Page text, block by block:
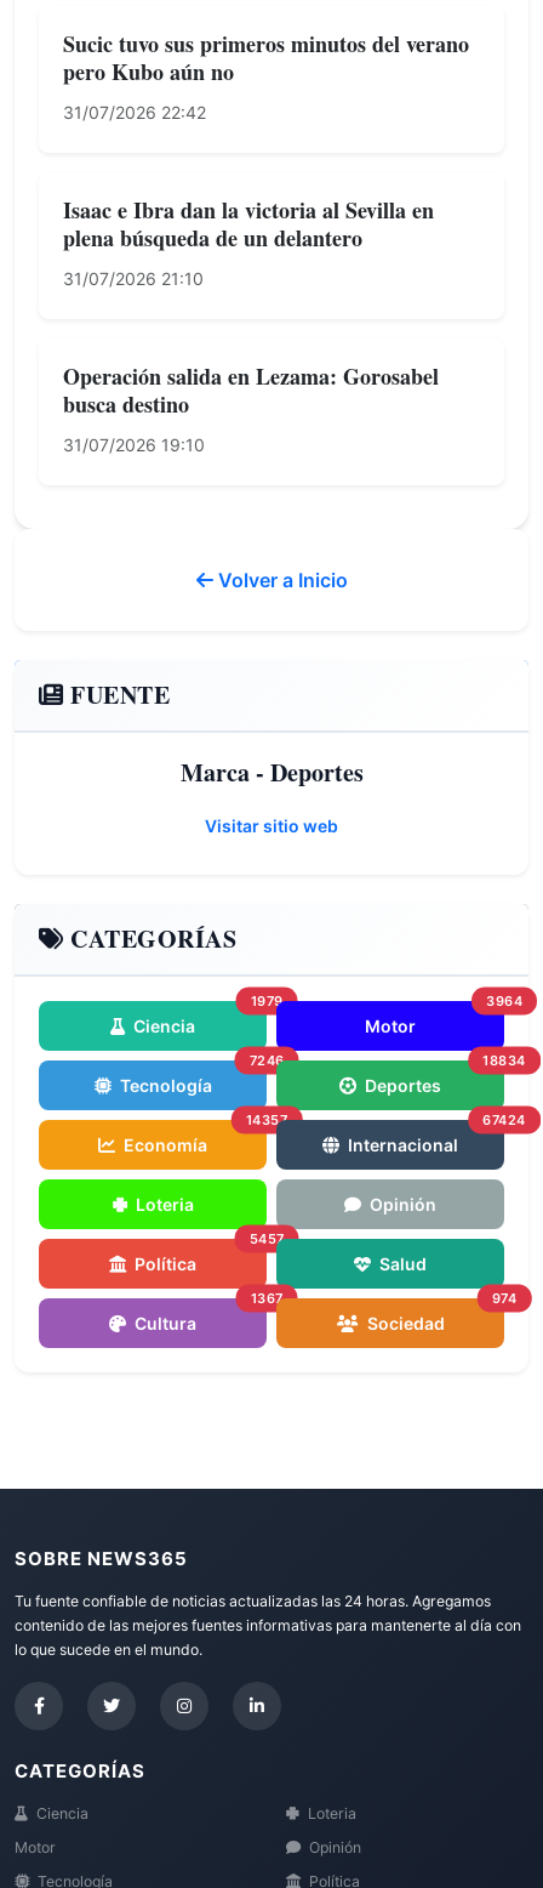
Sucic tuvo sus primeros minutos del verano
pero Kubo aún no
31/07/2026 22:42
Isaac e Ibra dan la victoria al Sevilla en
plena búsqueda de un delantero
31/07/2026 21:10
Operación salida en Lezama: Gorosabel
busca destino
31/07/2026 19:10
Volver a Inicio
FUENTE
Marca - Deportes
Visitar sitio web
CATEGORÍAS
Ciencia
1979
Motor
3964
Tecnología
7246
Deportes
18834
Economía
14357
Internacional
67424
Loteria Opinión
Política
5457
Salud
Cultura
1367
Sociedad
974
SOBRE NEWS365
Tu fuente confiable de noticias actualizadas las 24 horas. Agregamos
contenido de las mejores fuentes informativas para mantenerte al día con
lo que sucede en el mundo.
CATEGORÍAS
Ciencia
Motor
Tecnología
Loteria
Opinión
Política